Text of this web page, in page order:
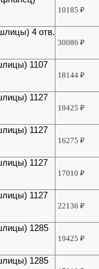
10185₽
4 отв.
30086₽
1107
18144₽
1127
19425₽
1127
16275₽
1127
17010₽
1127
22136₽
1285
19425₽
1285